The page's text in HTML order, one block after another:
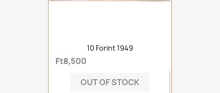
10 Forint 1949
Ft8,500
OUT OF STOCK